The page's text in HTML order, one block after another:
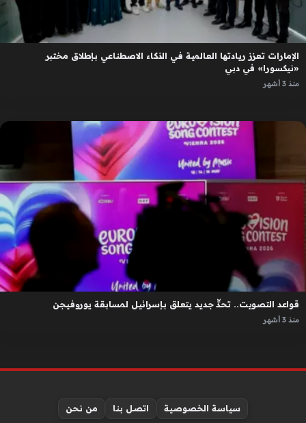
الإمارات تعزز ريادتها العالمية في الذكاء الاصطناعي بإطلاق مختبر
«نيكسورا» في دبي
منذ 3 أشهر
قواعد التصويت.. تحدٍّ جديد يتعلق بإسرائيل لمسابقة يوروفيجن
منذ 3 أشهر
سياسة الخصوصية اتصل بنا من نحن